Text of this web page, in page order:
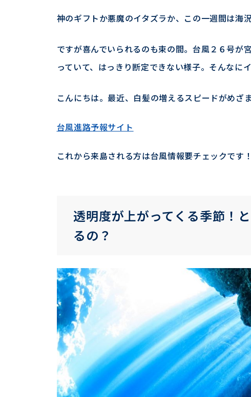
神のギフトか悪魔のイタズラか、この一週間は海
ですが喜んでいられるのも束の間。台風２６号が
っていて、はっきり断定できない様子。そんなに
こんにちは。最近、白髪の増えるスピードがめざ
台風進路予報サイト
これから来島される方は台風情報要チェックです！
透明度が上がってくる季節！
るの？